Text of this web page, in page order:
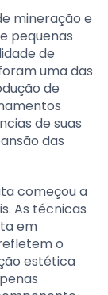
mineração e
pequenas
de
uma das
de
de suas
das
começou a
As técnicas
em
o
estética